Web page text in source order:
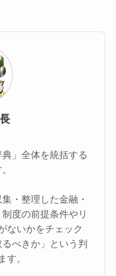
」全体を統括する
・整理した金融・
度の前提条件やリ
ないかをチェック
べきか」という判
す。